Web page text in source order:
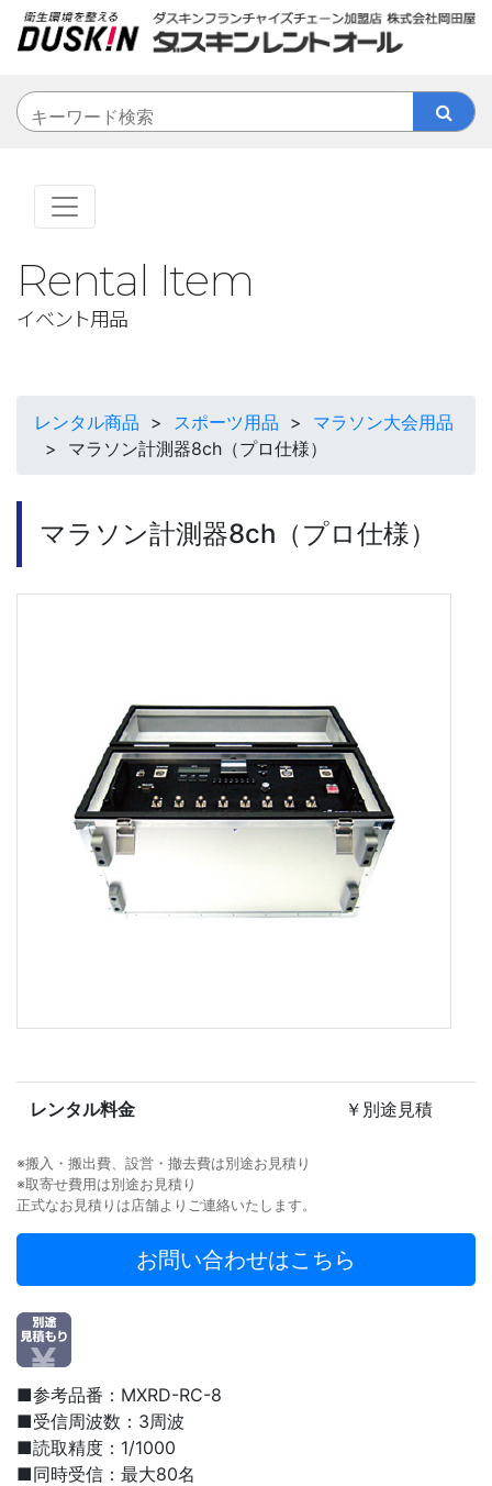
Rental Item
イベント用品
レンタル商品 > スポーツ用品 > マラソン大会用品
> マラソン計測器8ch（プロ仕様）
マラソン計測器8ch（プロ仕様）
レンタル料金 ￥別途見積
※搬入・搬出費、設営・撤去費は別途お見積り
※取寄せ費用は別途お見積り
正式なお見積りは店舗よりご連絡いたします。
お問い合わせはこちら
■参考品番：MXRD-RC-8
■受信周波数：3周波
■読取精度：1/1000
■同時受信：最大80名